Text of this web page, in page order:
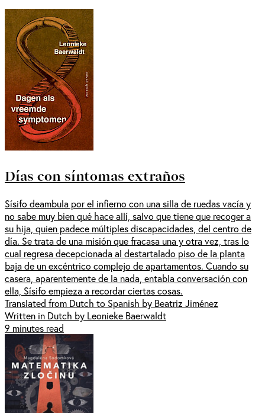
Días con síntomas extraños
Sísifo deambula por el infierno con una silla de ruedas vacía y
no sabe muy bien qué hace allí, salvo que tiene que recoger a
su hija, quien padece múltiples discapacidades, del centro de
día. Se trata de una misión que fracasa una y otra vez, tras lo
cual regresa decepcionada al destartalado piso de la planta
baja de un excéntrico complejo de apartamentos. Cuando su
casera, aparentemente de la nada, entabla conversación con
ella, Sísifo empieza a recordar ciertas cosas.
Translated from Dutch to Spanish by Beatriz Jiménez
Written in Dutch by Leonieke Baerwaldt
9 minutes read